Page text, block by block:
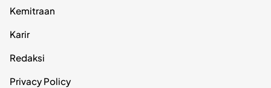
Kemitraan
Karir
Redaksi
Privacy Policy